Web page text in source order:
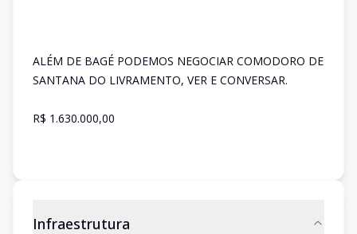
ALÉM DE BAGÉ PODEMOS NEGOCIAR COMODORO DE
SANTANA DO LIVRAMENTO, VER E CONVERSAR.
R$ 1.630.000,00
Infraestrutura